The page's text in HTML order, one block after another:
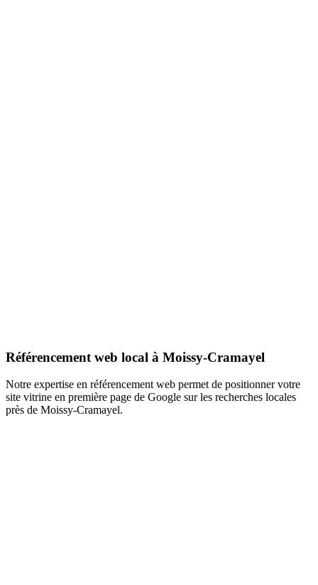
Référencement web local à Moissy-Cramayel
Notre expertise en référencement web permet de positionner votre
site vitrine en première page de Google sur les recherches locales
près de Moissy-Cramayel.